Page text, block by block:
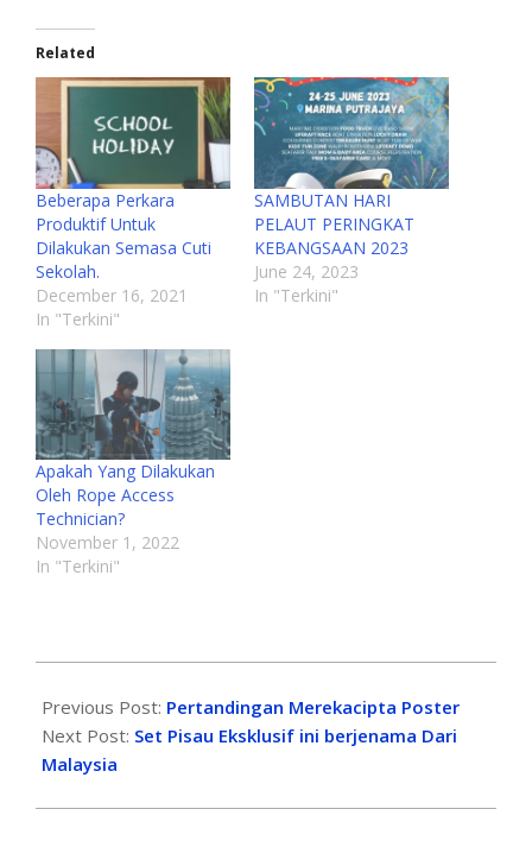
Related
Beberapa Perkara
Produktif Untuk
Dilakukan Semasa Cuti
Sekolah.
December 16, 2021
In "Terkini"
SAMBUTAN HARI
PELAUT PERINGKAT
KEBANGSAAN 2023
June 24, 2023
In "Terkini"
Apakah Yang Dilakukan
Oleh Rope Access
Technician?
November 1, 2022
In "Terkini"
Previous Post: Pertandingan Merekacipta Poster
Next Post: Set Pisau Eksklusif ini berjenama Dari
Malaysia